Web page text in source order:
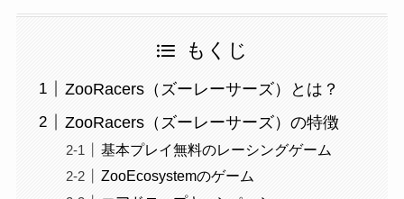
もくじ
ZooRacers（ズーレーサーズ）とは？
ZooRacers（ズーレーサーズ）の特徴
基本プレイ無料のレーシングゲーム
ZooEcosystemのゲーム